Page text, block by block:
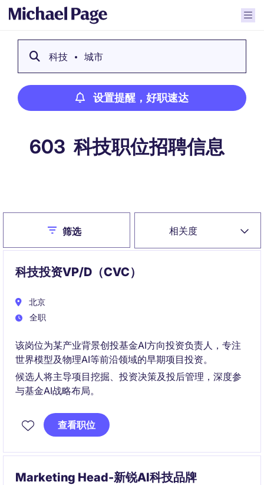
科技 城市
设置提醒，好职速达
603 科技职位招聘信息
相关度
Close
筛选
科技投资VP/D（CVC）
北京
全职
该岗位为某产业背景创投基金AI方向投资负责人，专注
世界模型及物理AI等前沿领域的早期项目投资。
候选人将主导项目挖掘、投资决策及投后管理，深度参
与基金AI战略布局。
查看职位
Marketing Head-新锐AI科技品牌